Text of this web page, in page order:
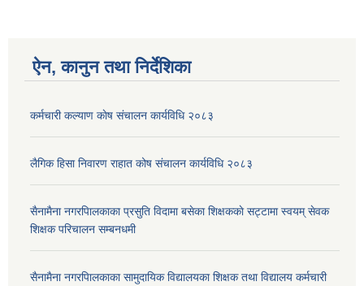
ऐन, कानुन तथा निर्देशिका
कर्मचारी कल्याण काेष संचालन कार्यविधि २०८३
लैगिक हिसा निवारण राहात कोष संचालन कार्यविधि २०८३
सैनामैना नगरपािलकाका प्रसुति विदामा बसेका शिक्षककाे सट्टामा स्वयम् सेवक
शिक्षक परिचालन सम्बनधमी
सैनामैना नगरपािलकाका सामुदायिक विद्यालयका शिक्षक तथा विद्यालय कर्मचारी